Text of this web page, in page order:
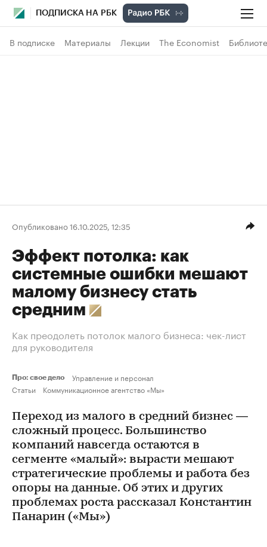
ПОДПИСКА НА РБК
В подписке Материалы Лекции The Economist
Опубликовано 16.10.2025, 12:35
Эффект потолка: как
системные ошибки мешают
малому бизнесу стать
средним
Как преодолеть потолок малого бизнеса: чек-лист
для руководителя
Про: свое дело
Управление и персонал
Статьи
Коммуникационное агентство «Мы»
Переход из малого в средний бизнес —
сложный процесс. Большинство
компаний навсегда остаются в
сегменте «малый»: вырасти мешают
стратегические проблемы и работа без
опоры на данные. Об этих и других
проблемах роста рассказал Константин
Панарин («Мы»)